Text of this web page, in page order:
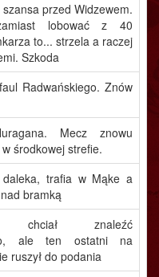
przed Widzewem.
lobować z 40
to... strzela a raczej
Szkoda
Radwańskiego. Znów
Mecz znowu
środkowej strefie.
daleka, trafia w Mąke a
bramką
chciał znaleźć
ale ten ostatni na
ruszył do podania